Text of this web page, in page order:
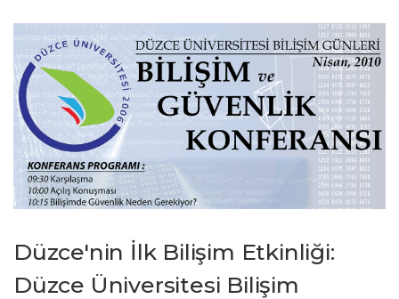
Düzce'nin İlk Bilişim Etkinliği:
Düzce Üniversitesi Bilişim